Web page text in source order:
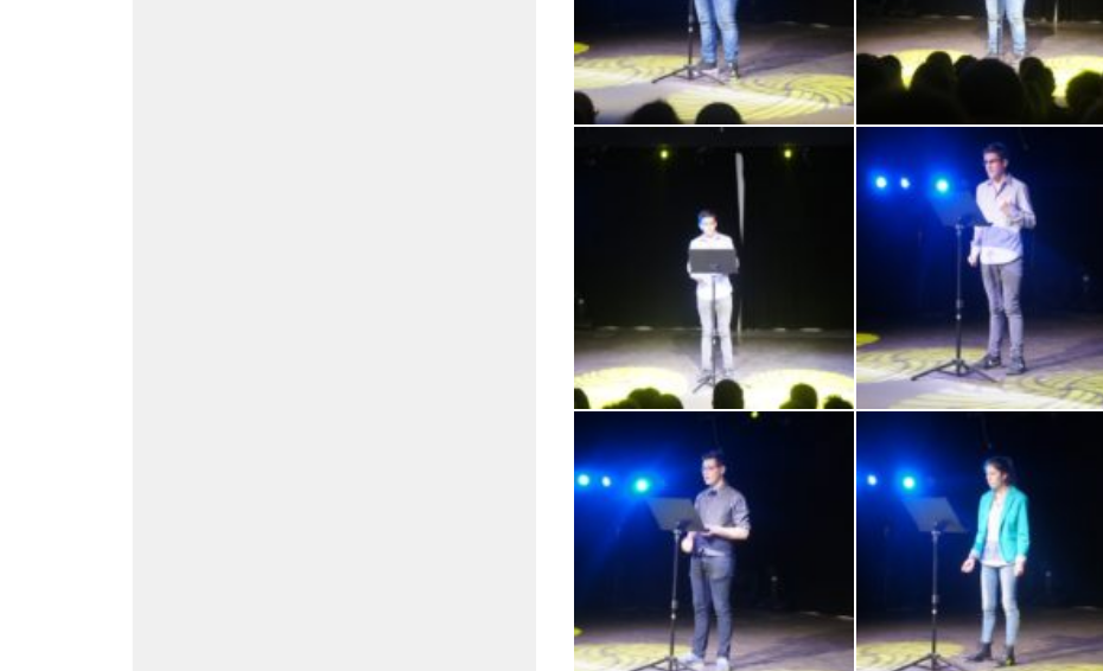
SONY DSC SONY DSC
SONY DSC SONY DSC